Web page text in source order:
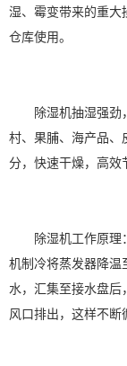
湿、霉变带来的重大
仓库使用。
除湿机抽湿强劲
村、果脯、海产品、
分，快速干燥，高效
除湿机工作原理
机制冷将蒸发器降
水，汇集至接水盘
风口排出，这样不断